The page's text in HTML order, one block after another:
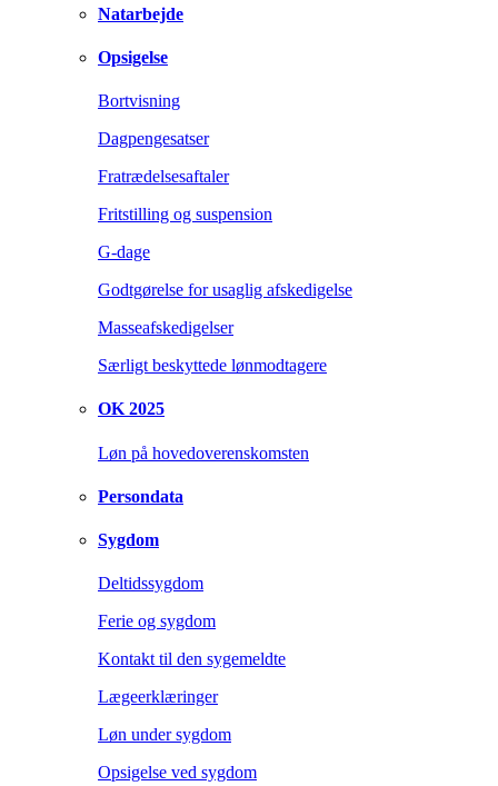
Natarbejde
Opsigelse
Bortvisning
Dagpengesatser
Fratrædelsesaftaler
Fritstilling og suspension
G-dage
Godtgørelse for usaglig afskedigelse
Masseafskedigelser
Særligt beskyttede lønmodtagere
OK 2025
Løn på hovedoverenskomsten
Persondata
Sygdom
Deltidssygdom
Ferie og sygdom
Kontakt til den sygemeldte
Lægeerklæringer
Løn under sygdom
Opsigelse ved sygdom